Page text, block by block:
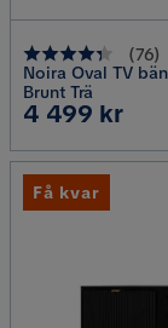
(76)
Noira Oval TV
Brunt Trä
Pris
4 499 kr
Få kvar